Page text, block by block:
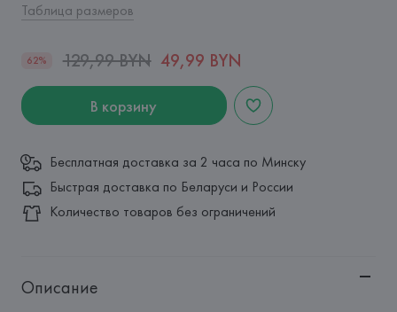
Таблица размеров
62% 129,99 BYN 49,99 BYN
В корзину
Бесплатная доставка за 2 часа по Минску
Быстрая доставка по Беларуси и России
Количество товаров без ограничений
Описание